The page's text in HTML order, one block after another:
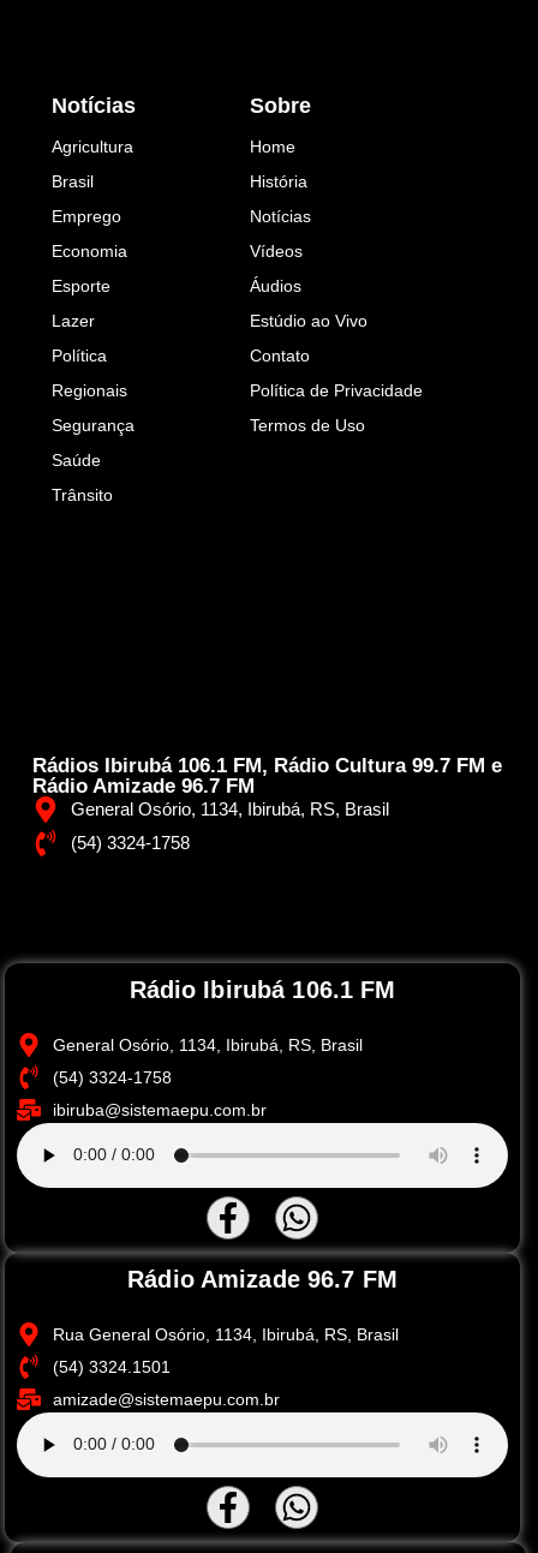
Rádios Ibirubá 106.1 FM, Rádio Cultura 99.7 FM e
Rádio Amizade 96.7 FM
General Osório, 1134, Ibirubá, RS, Brasil
(54) 3324-1758
Notícias
Agricultura
Brasil
Emprego
Economia
Esporte
Lazer
Política
Regionais
Segurança
Saúde
Trânsito
Sobre
Home
História
Notícias
Vídeos
Áudios
Estúdio ao Vivo
Contato
Política de Privacidade
Termos de Uso
Rádio Ibirubá 106.1 FM
General Osório, 1134, Ibirubá, RS, Brasil
(54) 3324-1758
ibiruba@sistemaepu.com.br
Rádio Amizade 96.7 FM
Rua General Osório, 1134, Ibirubá, RS, Brasil
(54) 3324.1501
amizade@sistemaepu.com.br